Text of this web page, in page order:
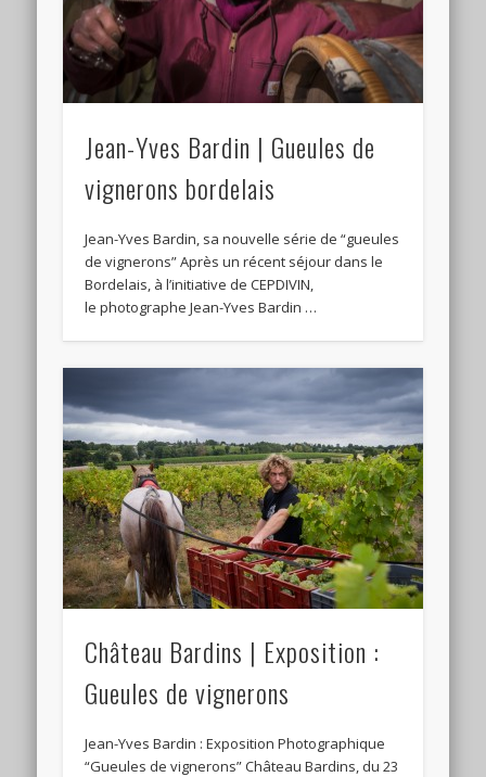
Jean-Yves Bardin | Gueules de
vignerons bordelais
Jean-Yves Bardin, sa nouvelle série de “gueules
de vignerons” Après un récent séjour dans le
Bordelais, à l’initiative de CEPDIVIN,
le photographe Jean-Yves Bardin …
Château Bardins | Exposition :
Gueules de vignerons
Jean-Yves Bardin : Exposition Photographique
“Gueules de vignerons” Château Bardins, du 23